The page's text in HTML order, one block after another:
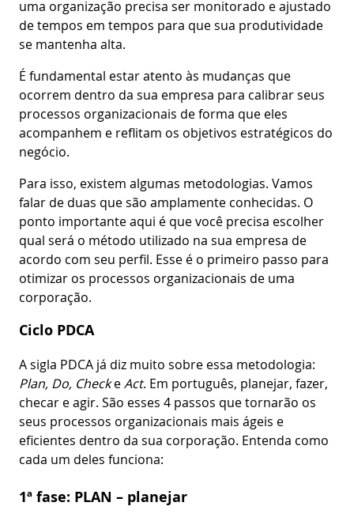
uma organização precisa ser monitorado e ajustado
de tempos em tempos para que sua produtividade
se mantenha alta.
É fundamental estar atento às mudanças que
ocorrem dentro da sua empresa para calibrar seus
processos organizacionais de forma que eles
acompanhem e reflitam os objetivos estratégicos do
negócio.
Para isso, existem algumas metodologias. Vamos
falar de duas que são amplamente conhecidas. O
ponto importante aqui é que você precisa escolher
qual será o método utilizado na sua empresa de
acordo com seu perfil. Esse é o primeiro passo para
otimizar os processos organizacionais de uma
corporação.
Ciclo PDCA
A sigla PDCA já diz muito sobre essa metodologia:
Plan, Do, CheckeAct. Em português, planejar, fazer,
checar e agir. São esses 4 passos que tornarão os
seus processos organizacionais mais ágeis e
eficientes dentro da sua corporação. Entenda como
cada um deles funciona:
1ª fase: PLAN – planejar